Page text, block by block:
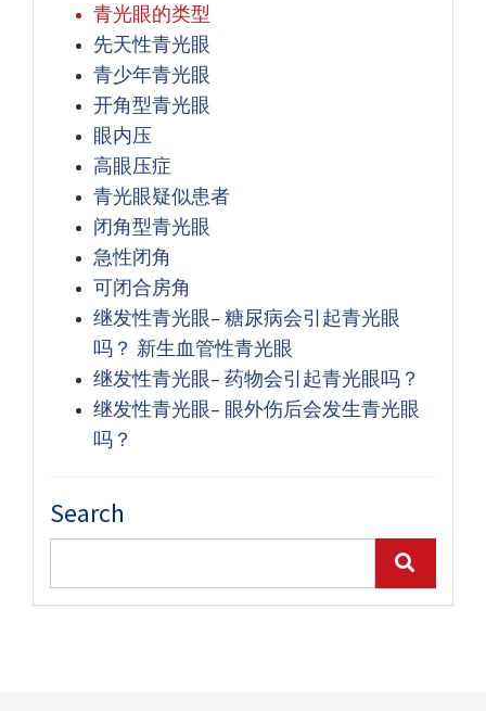
青光眼的类型
先天性青光眼
青少年青光眼
开角型青光眼
眼内压
高眼压症
青光眼疑似患者
闭角型青光眼
急性闭角
可闭合房角
继发性青光眼– 糖尿病会引起青光眼
吗？ 新生血管性青光眼
继发性青光眼– 药物会引起青光眼吗？
继发性青光眼– 眼外伤后会发生青光眼
吗？
Search